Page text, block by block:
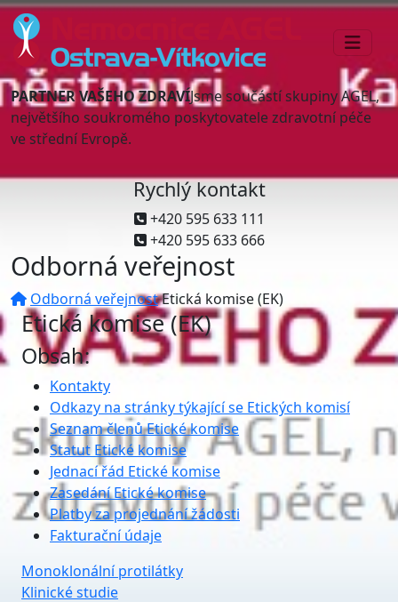
PARTNER VAŠEHO ZDRAVÍJsme součástí skupiny AGEL,
největšího soukromého poskytovatele zdravotní péče
ve střední Evropě.
Rychlý kontakt
+420 595 633 111
+420 595 633 666
Odborná veřejnost
Odborná veřejnostEtická komise (EK)
Etická komise (EK)
Obsah:
Kontakty
Odkazy na stránky týkající se Etických komisí
Seznam členů Etické komise
Statut Etické komise
Jednací řád Etické komise
Zasedání Etické komise
Platby za projednání žádosti
Fakturační údaje
Monoklonální protilátky
Klinické studie